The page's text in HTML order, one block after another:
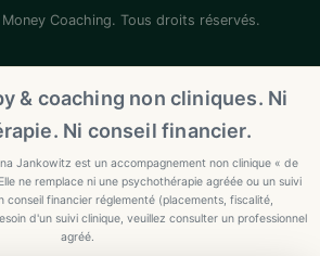
Coaching. Tous droits réservés.
& coaching non cliniques. Ni
Ni conseil financier.
Jankowitz est un accompagnement non clinique « de
ne remplace ni une psychothérapie agréée ou un suivi
conseil financier réglementé (placements, fiscalité,
d'un suivi clinique, veuillez consulter un professionnel
agréé.